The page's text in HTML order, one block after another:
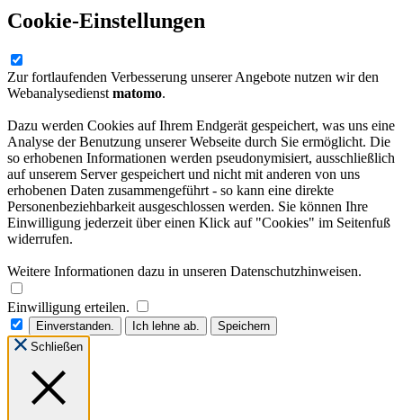
Cookie-Einstellungen
Zur fortlaufenden Verbesserung unserer Angebote nutzen wir den
Webanalysedienst matomo.
Dazu werden Cookies auf Ihrem Endgerät gespeichert, was uns eine
Analyse der Benutzung unserer Webseite durch Sie ermöglicht. Die
so erhobenen Informationen werden pseudonymisiert, ausschließlich
auf unserem Server gespeichert und nicht mit anderen von uns
erhobenen Daten zusammengeführt - so kann eine direkte
Personenbeziehbarkeit ausgeschlossen werden. Sie können Ihre
Einwilligung jederzeit über einen Klick auf "Cookies" im Seitenfuß
widerrufen.
Weitere Informationen dazu in unseren Datenschutzhinweisen.
Einwilligung erteilen.
Einverstanden. Ich lehne ab.
Speichern
Schließen